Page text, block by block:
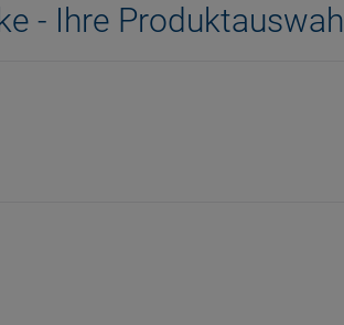
- Ihre Produktauswahl